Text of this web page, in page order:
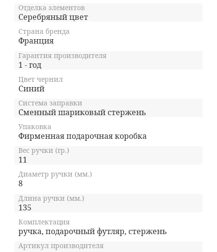
Отделка элементов
Серебряный цвет
Страна бренда
Франция
Гарантия производителя
1 - год
Цвет чернил
Синий
Система заправки
Сменный шариковый стержень
Упаковка
Фирменная подарочная коробка
Вес ручки (гр.)
11
Диаметр ручки (мм.)
8
Длина ручки (мм.)
135
Комплектация
ручка, подарочный футляр, стержень
Артикул производителя